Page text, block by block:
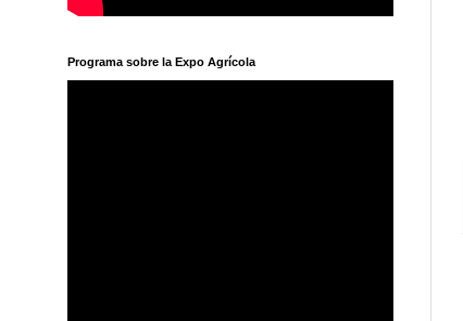
Programa sobre la Expo Agrícola